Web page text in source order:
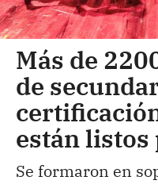
Más de
de
están
Se formaron en